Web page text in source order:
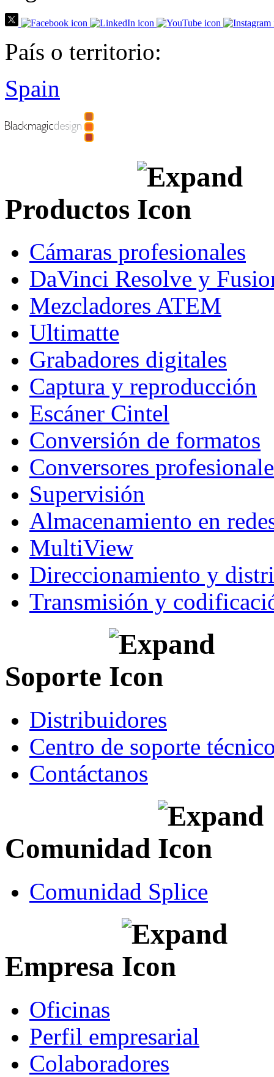
País o territorio:
Spain
Productos
Cámaras profesionales
DaVinci Resolve y
Mezcladores ATEM
Ultimatte
Grabadores digitales
Captura y reproducción
Escáner Cintel
Conversión de formatos
Conversores
Supervisión
Almacenamiento en
MultiView
Direccionamiento y
Transmisión y
Soporte
Distribuidores
Centro de soporte
Contáctanos
Comunidad
Comunidad Splice
Empresa
Oficinas
Perfil empresarial
Colaboradores